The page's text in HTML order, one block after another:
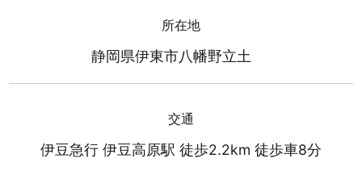
所在地
静岡県伊東市八幡野立土
交通
伊豆急行 伊豆高原駅 徒歩2.2km 徒歩車8分